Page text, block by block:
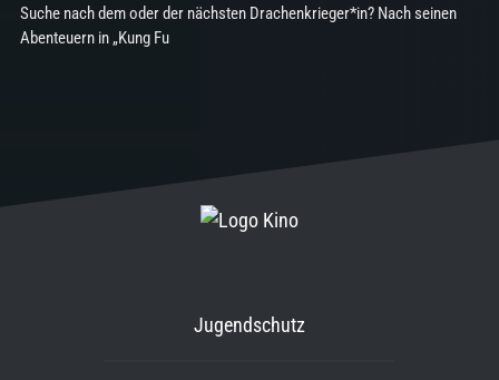
Suche nach dem oder der nächsten Drachenkrieger*in? Nach seinen
Abenteuern in „Kung Fu
Jugendschutz